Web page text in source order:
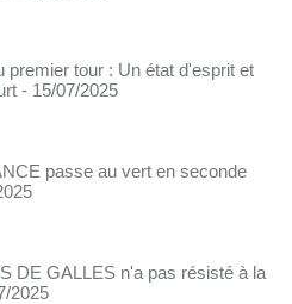
premier tour : Un état d'esprit et
- 15/07/2025
passe au vert en seconde
DE GALLES n'a pas résisté à la
2025